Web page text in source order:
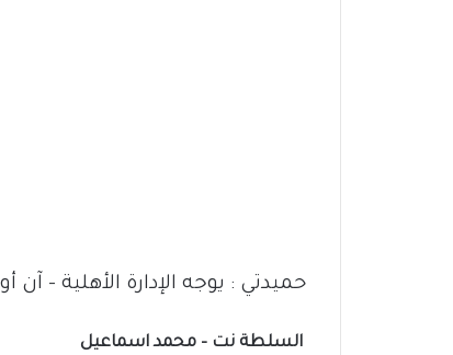
حميدتي : يوجه الإدارة الأهلية –
السلطة نت – محمد اسماعيل